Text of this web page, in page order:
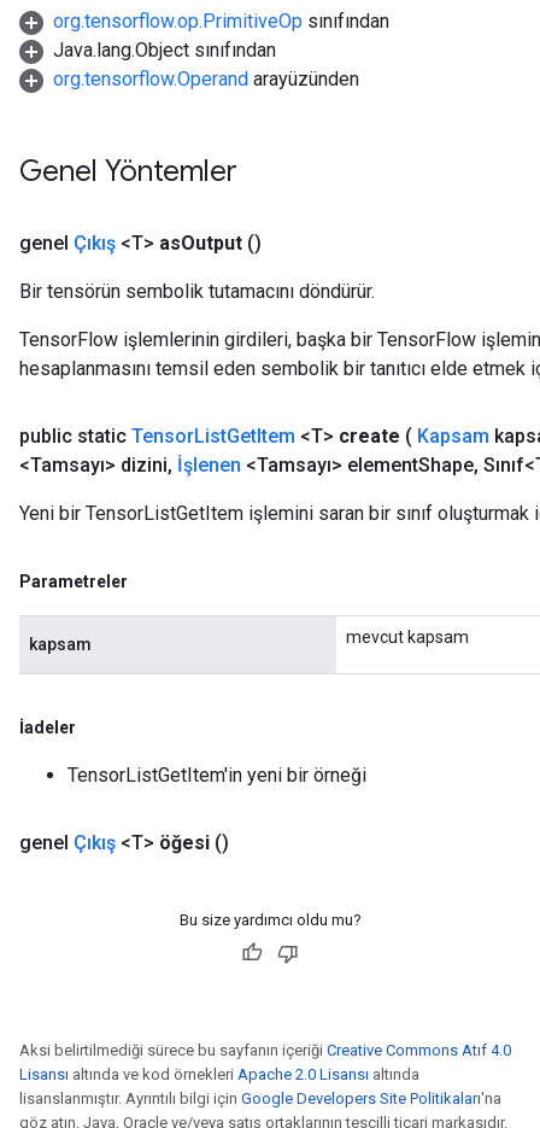
org.tensorflow.op.PrimitiveOp sınıfından
Java.lang.Object sınıfından
org.tensorflow.Operand arayüzünden
Genel Yöntemler
genel Çıkış <T> asOutput ()
Bir tensörün sembolik tutamacını döndürür.
TensorFlow işlemlerinin girdileri, başka bir TensorFlow
hesaplanmasını temsil eden sembolik bir tanıtıcı elde etmek
public static TensorListGetItem <T> create ( Kapsam
<Tamsayı> dizini, İşlenen <Tamsayı> elementShape,
Yeni bir TensorListGetItem işlemini saran bir sınıf oluşturmak
Parametreler
kapsam mevcut kapsam
İadeler
TensorListGetItem'in yeni bir örneği
genel Çıkış <T> öğesi ()
Bu size yardımcı oldu mu?
Aksi belirtilmediği sürece bu sayfanın içeriği Creative Commons Atıf 4.0
Lisansı altında ve kod örnekleri Apache 2.0 Lisansı altında
lisanslanmıştır. Ayrıntılı bilgi için Google Developers Site Politikaları'na
göz atın. Java, Oracle ve/veya satış ortaklarının tescilli ticari markasıdır.